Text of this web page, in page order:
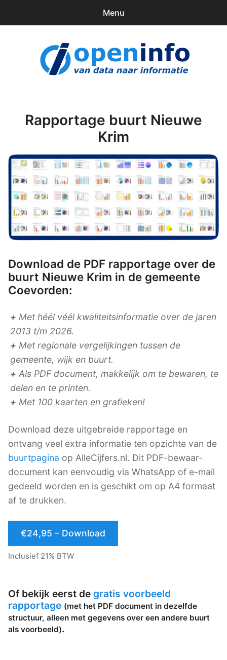
Menu
Downloads
Rapportage buurt Nieuwe
Krim
Download de PDF rapportage over de
buurt Nieuwe Krim in de gemeente
Coevorden:
+ Met héél véél kwaliteitsinformatie over de jaren
2013 t/m 2026.
+ Met regionale vergelijkingen tussen de
gemeente, wijk en buurt.
+ Als PDF document, makkelijk om te bewaren, te
delen en te printen.
+ Met 100 kaarten en grafieken!
Download deze uitgebreide rapportage en
ontvang veel extra informatie ten opzichte van de
buurtpagina op AlleCijfers.nl. Dit PDF-bewaar-
document kan eenvoudig via WhatsApp of e-mail
gedeeld worden en is geschikt om op A4 formaat
af te drukken.
€24,95 – Download
Inclusief 21% BTW
Of bekijk eerst de gratis voorbeeld
rapportage (met het PDF document in dezelfde
structuur, alleen met gegevens over een andere buurt
als voorbeeld).